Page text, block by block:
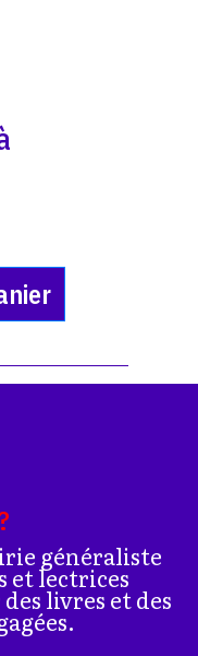
généraliste
et lectrices
livres et des